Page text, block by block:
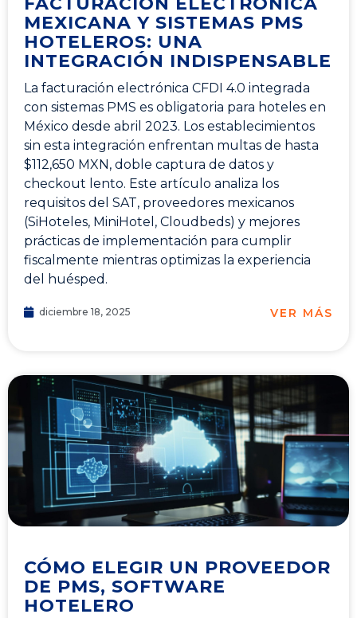
MEXICANA Y SISTEMAS PMS
HOTELEROS: UNA
INTEGRACIÓN INDISPENSABLE
La facturación electrónica CFDI 4.0 integrada
con sistemas PMS es obligatoria para hoteles en
México desde abril 2023. Los establecimientos
sin esta integración enfrentan multas de hasta
$112,650 MXN, doble captura de datos y
checkout lento. Este artículo analiza los
requisitos del SAT, proveedores mexicanos
(SiHoteles, MiniHotel, Cloudbeds) y mejores
prácticas de implementación para cumplir
fiscalmente mientras optimizas la experiencia
del huésped.
diciembre 18, 2025 VER MÁS
CÓMO ELEGIR UN PROVEEDOR
DE PMS, SOFTWARE
HOTELERO